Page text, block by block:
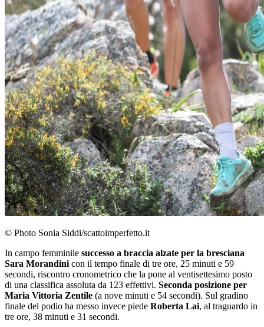
© Photo Sonia Siddi/scattoimperfetto.it
In campo femminile successo a braccia alzate per la bresciana
Sara Morandini con il tempo finale di tre ore, 25 minuti e 59
secondi, riscontro cronometrico che la pone al ventisettesimo posto
di una classifica assoluta da 123 effettivi. Seconda posizione per
Maria Vittoria Zentile (a nove minuti e 54 secondi). Sul gradino
finale del podio ha messo invece piede Roberta Lai, al traguardo in
tre ore, 38 minuti e 31 secondi.